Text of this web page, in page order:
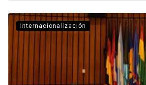
Internacionalización